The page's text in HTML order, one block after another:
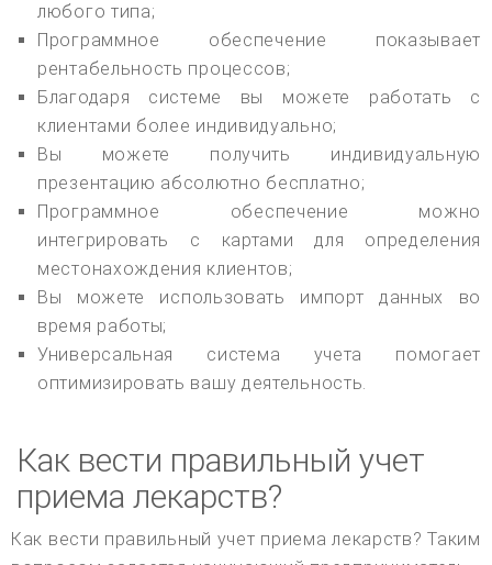
любого типа;
Программное обеспечение показывает
рентабельность процессов;
Благодаря системе вы можете работать с
клиентами более индивидуально;
Вы можете получить индивидуальную
презентацию абсолютно бесплатно;
Программное обеспечение можно
интегрировать с картами для определения
местонахождения клиентов;
Вы можете использовать импорт данных во
время работы;
Универсальная система учета помогает
оптимизировать вашу деятельность.
Как вести правильный учет
приема лекарств?
Как вести правильный учет приема лекарств? Таким